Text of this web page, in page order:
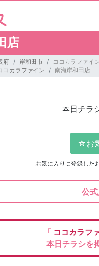
店
府 岸和田市
ココカラファイ
コカラファイン 南海岸和田店
本日チラ
お気に入りに登録した
公式
「 ココカラフ
本日チラシを